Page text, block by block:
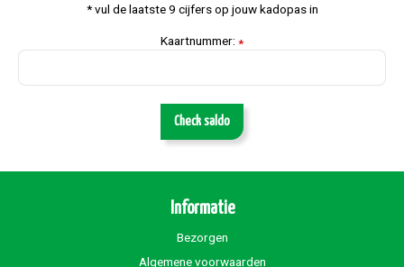
* vul de laatste 9 cijfers op jouw kadopas in
Kaartnummer: *
Check saldo
Informatie
Bezorgen
Algemene voorwaarden